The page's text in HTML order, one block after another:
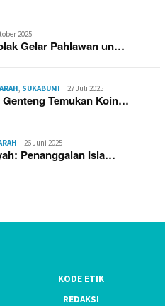
2025
Gelar Pahlawan un…
SUKABUMI 27 Juli 2025
Temukan Koin…
26 Juni 2025
Penanggalan Isla…
KODE ETIK
REDAKSI